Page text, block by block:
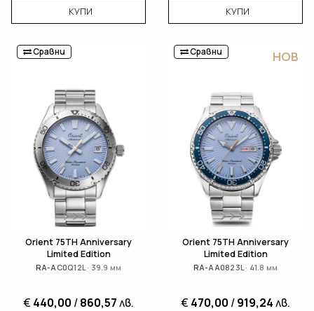
КУПИ КУПИ
Сравни
Orient 75TH Anniversary
Limited Edition
RA-AC0Q12L · 39.9 мм
€ 440,00 /860,57лв.
Сравни НОВ
Orient 75TH Anniversary
Limited Edition
RA-AA0823L · 41.8 мм
€ 470,00 /919,24лв.